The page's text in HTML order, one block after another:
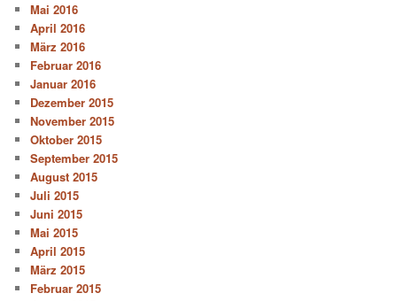
Mai 2016
April 2016
März 2016
Februar 2016
Januar 2016
Dezember 2015
November 2015
Oktober 2015
September 2015
August 2015
Juli 2015
Juni 2015
Mai 2015
April 2015
März 2015
Februar 2015